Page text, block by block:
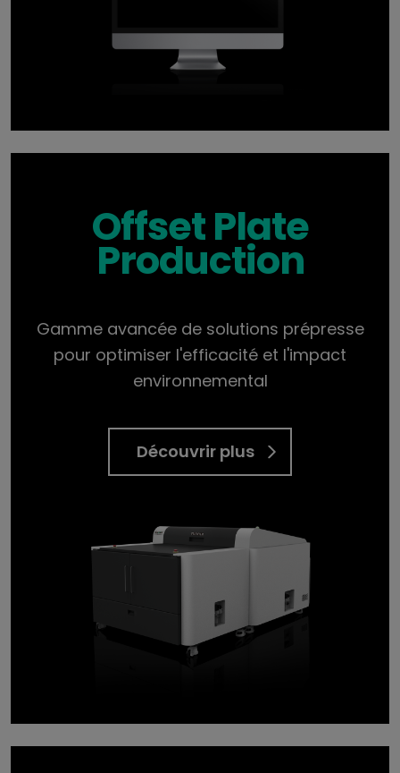
Offset Plate
Production
Gamme avancée de solutions prépresse
pour optimiser l'efficacité et l'impact
environnemental
Découvrir plus